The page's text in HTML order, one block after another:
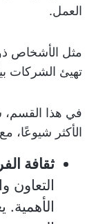
العمل.
مثل الأشخاص
تهيئ الشركات
في هذا القسم،
الأكثر شيوعًا،
ثقافة
التعاون